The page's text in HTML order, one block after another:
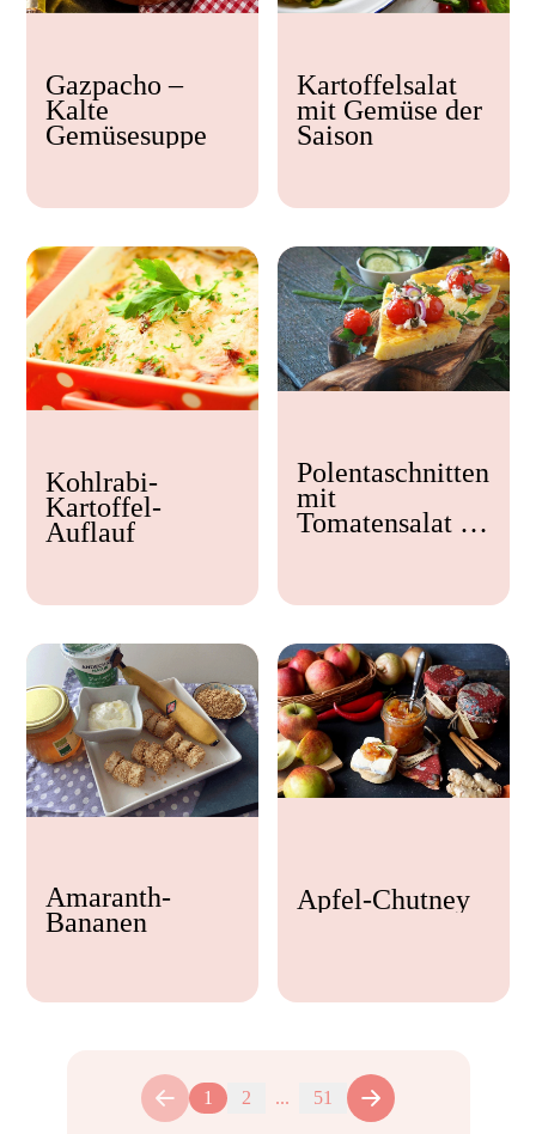
< 15 min
15 - 30 min
30 - 60 min
Gazpacho –
Kalte
Gemüsesuppe
Kartoffelsalat
mit Gemüse der
Saison
Kohlrabi-
Kartoffel-
Auflauf
Polentaschnitten
mit
Tomatensalat &
Amaranth-
Bananen
Apfel-Chutney
1 2 ... 51